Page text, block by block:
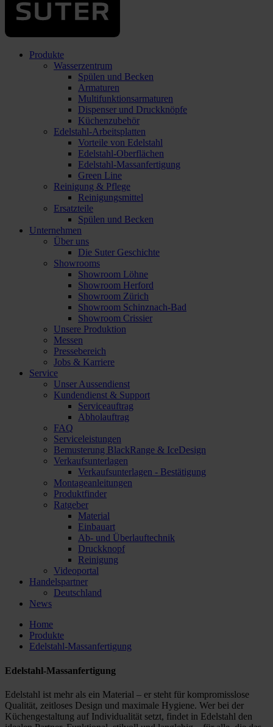
Produkte
Wasserzentrum
Spülen und Becken
Armaturen
Multifunktionsarmaturen
Dispenser und Druckknöpfe
Küchenzubehör
Edelstahl-Arbeitsplatten
Vorteile von Edelstahl
Edelstahl-Oberflächen
Edelstahl-Massanfertigung
Green Line
Reinigung & Pflege
Reinigungsmittel
Ersatzteile
Spülen und Becken
Unternehmen
Über uns
Die Suter Geschichte
Showrooms
Showroom Löhne
Showroom Herford
Showroom Zürich
Showroom Schinznach-Bad
Showroom Crissier
Unsere Produktion
Messen
Pressebereich
Jobs & Karriere
Service
Unser Aussendienst
Kundendienst & Support
Serviceauftrag
Abholauftrag
FAQ
Serviceleistungen
Bemusterung BlackRange & IceDesign
Verkaufsunterlagen
Verkaufsunterlagen - Bestätigung
Montageanleitungen
Produktfinder
Ratgeber
Material
Einbauart
Ab- und Überlauftechnik
Druckknopf
Reinigung
Videoportal
Handelspartner
Deutschland
News
Home
Produkte
Edelstahl-Massanfertigung
Edelstahl-Massanfertigung
Edelstahl ist mehr als ein Material – er steht für kompromisslose
Qualität, zeitloses Design und maximale Hygiene. Wer bei der
Küchengestaltung auf Individualität setzt, findet in Edelstahl den